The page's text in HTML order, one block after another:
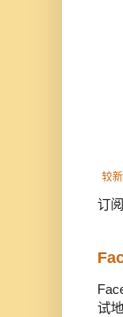
较
订
试